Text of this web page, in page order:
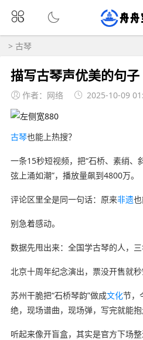
> 古琴
描写古琴声优美的句子
作者：网络 2025-10-09
古琴也能上热搜？
一条15秒短视频，把“石桥、素绡、
弦上涌如潮”，播放量飙到4800万。
评论区里全是同一句话：原来非遗也
别急着感动。
数据先甩出来：全国学古琴的人，三
北京十周年纪念演出，票没开售就秒
苏州干脆把“石桥琴韵”做成文化节，
绝，现场谱曲，现场弹，写完就能抱
听起来像开盲盒，其实是官方下场整